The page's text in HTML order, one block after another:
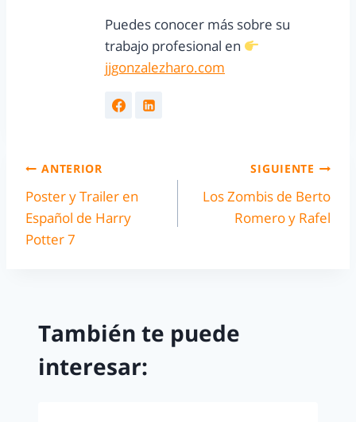
Puedes conocer más sobre su
trabajo profesional en
jjgonzalezharo.com
ANTERIOR
Poster y Trailer en
Español de Harry
Potter 7
SIGUIENTE
Los Zombis de Berto
Romero y Rafel
También te puede
interesar: